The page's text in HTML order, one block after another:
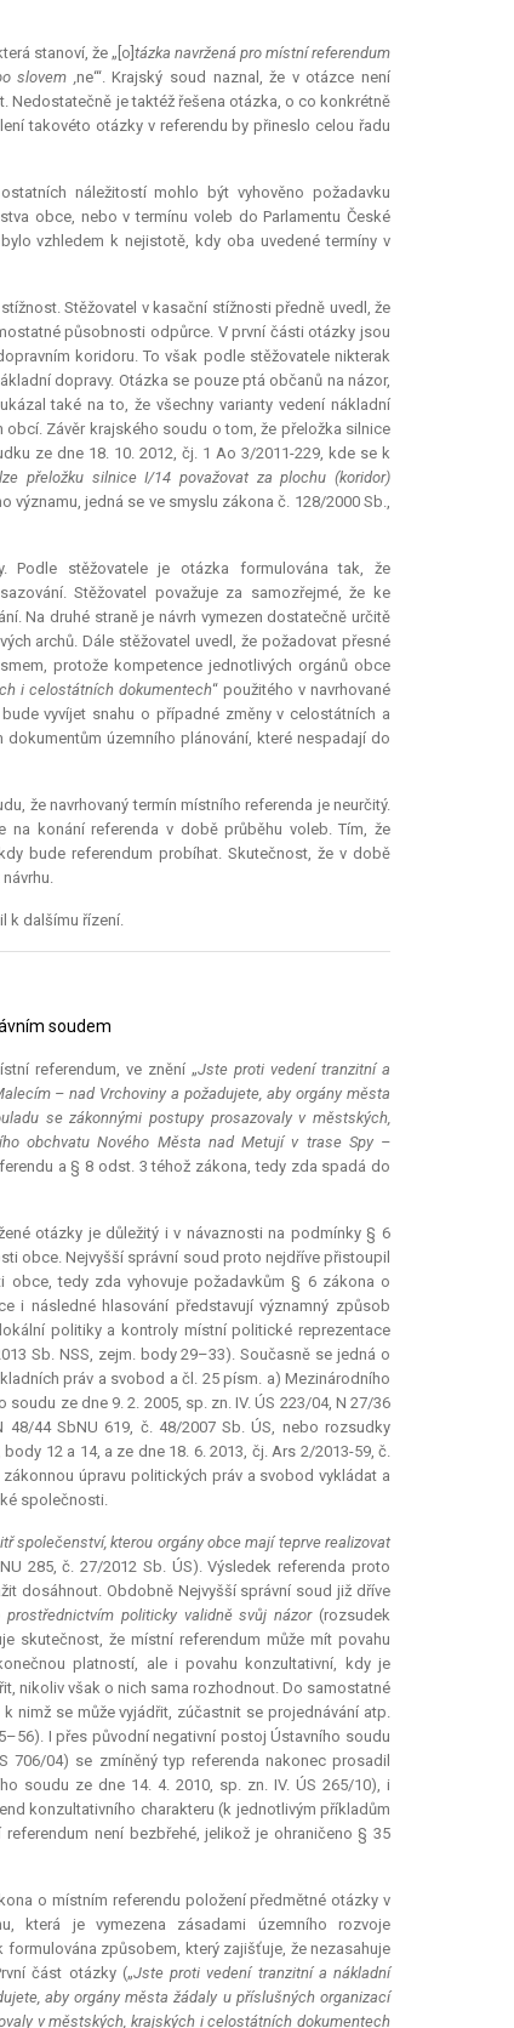
stanoví, že „[o] tázka navržená pro místníreferendum
slovem ,ne‘“. Krajský soud naznal, že v otázce není
Nedostatečně je taktéž řešena otázka, o co konkrétně
takovéto otázky v referendu by přineslo celou řadu
náležitostí mohlo být vyhověno požadavku
obce, nebo v termínu voleb do Parlamentu České
vzhledem k nejistotě, kdy oba uvedené termíny v
Stěžovatel v kasační stížnosti předně uvedl, že
působnosti odpůrce. V první části otázky jsou
koridoru. To však podle stěžovatele nikterak
dopravy. Otázka se pouze ptá občanů na názor,
také na to, že všechny varianty vedení nákladní
Závěr krajského soudu o tom, že přeložka silnice
ze dne 18. 10. 2012, čj. 1 Ao 3/2011-229, kde se k
přeložku silnice I/14 považovat za plochu (koridor)
jedná se ve smyslu zákona č. 128/2000 Sb.,
Podle stěžovatele je otázka formulována tak, že
Stěžovatel považuje za samozřejmé, že ke
Na druhé straně je návrh vymezen dostatečně určitě
archů. Dále stěžovatel uvedl, že požadovat přesné
protože kompetence jednotlivých orgánů obce
i celostátních dokumentech“ použitého v navrhované
vyvíjet snahu o případné změny v celostátních a
územního plánování, které nespadají do
že navrhovaný termín místního referenda je neurčitý.
konání referenda v době průběhu voleb. Tím, že
bude referendum probíhat. Skutečnost, že v době
k dalšímu řízení.
soudem
referendum, ve znění „Jste proti vedení tranzitní a
– nad Vrchoviny a požadujete, aby orgány města
se zákonnými postupy prosazovaly v městských,
obchvatu Nového Města nad Metují v trase Spy –
a § 8 odst. 3 téhož zákona, tedy zda spadá do
otázky je důležitý i v návaznosti na podmínky § 6
obce. Nejvyšší správní soud proto nejdříve přistoupil
obce, tedy zda vyhovuje požadavkům § 6 zákona o
i následné hlasování představují významný způsob
politiky a kontroly místní politické reprezentace
Sb. NSS, zejm. body 29–33). Současně se jedná o
práv a svobod a čl. 25 písm. a) Mezinárodního
ze dne 9. 2. 2005, sp. zn. IV. ÚS 223/04, N 27/36
44 SbNU 619, č. 48/2007 Sb. ÚS, nebo rozsudky
12 a 14, a ze dne 18. 6. 2013, čj. Ars 2/2013-59, č.
úpravu politických práv a svobod vykládat a
společnosti.
společenství, kterou orgány obce mají teprve realizovat
285, č. 27/2012 Sb. ÚS). Výsledek referenda proto
dosáhnout. Obdobně Nejvyšší správní soud již dříve
politicky validně svůj názor(rozsudek
skutečnost, že místní referendum může mít povahu
platností, ale i povahu konzultativní, kdy je
nikoliv však o nich sama rozhodnout. Do samostatné
nimž se může vyjádřit, zúčastnit se projednávání atp.
I přes původní negativní postoj Ústavního soudu
706/04) se zmíněný typ referenda nakonec prosadil
soudu ze dne 14. 4. 2010, sp. zn. IV. ÚS 265/10), i
konzultativního charakteru (k jednotlivým příkladům
referendum není bezbřehé, jelikož je ohraničeno § 35
o místním referendu položení předmětné otázky v
která je vymezena zásadami územního rozvoje
způsobem, který zajišťuje, že nezasahuje
část otázky („Jste proti vedení tranzitní a nákladní
aby orgány města žádaly u příslušných organizací
v městských, krajských i celostátních dokumentech